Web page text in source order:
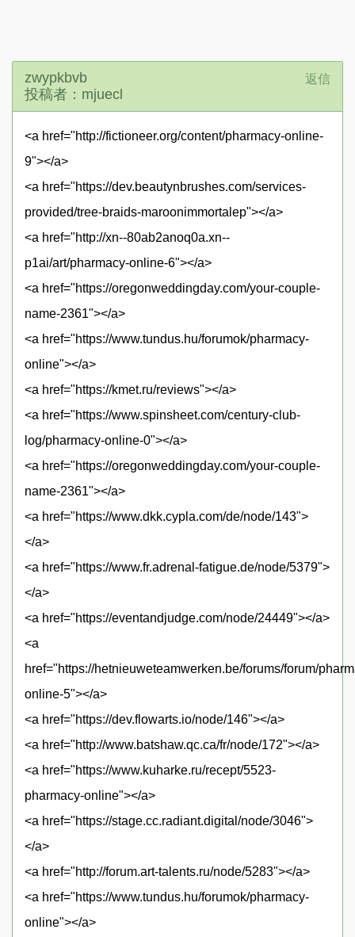
zwypkbvb
投稿者：mjuecl
返信
<a href="http://fictioneer.org/content/pharmacy-online-
9"></a>
<a href="https://dev.beautynbrushes.com/services-
provided/tree-braids-maroonimmortalep"></a>
<a href="http://xn--80ab2anoq0a.xn--
p1ai/art/pharmacy-online-6"></a>
<a href="https://oregonweddingday.com/your-couple-
name-2361"></a>
<a href="https://www.tundus.hu/forumok/pharmacy-
online"></a>
<a href="https://kmet.ru/reviews"></a>
<a href="https://www.spinsheet.com/century-club-
log/pharmacy-online-0"></a>
<a href="https://oregonweddingday.com/your-couple-
name-2361"></a>
<a href="https://www.dkk.cypla.com/de/node/143">
</a>
<a href="https://www.fr.adrenal-fatigue.de/node/5379">
</a>
<a href="https://eventandjudge.com/node/24449"></a>
<a
href="https://hetnieuweteamwerken.be/forums/forum/
online-5"></a>
<a href="https://dev.flowarts.io/node/146"></a>
<a href="http://www.batshaw.qc.ca/fr/node/172"></a>
<a href="https://www.kuharke.ru/recept/5523-
pharmacy-online"></a>
<a href="https://stage.cc.radiant.digital/node/3046">
</a>
<a href="http://forum.art-talents.ru/node/5283"></a>
<a href="https://www.tundus.hu/forumok/pharmacy-
online"></a>